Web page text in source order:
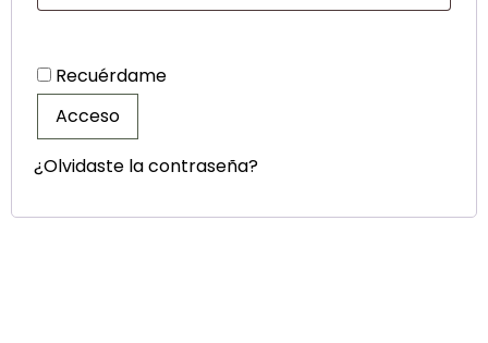
Recuérdame
Acceso
¿Olvidaste la contraseña?